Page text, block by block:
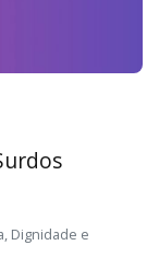
Dignidade e